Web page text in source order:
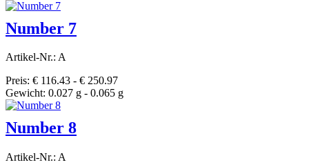
Number 7
Artikel-Nr.: A
Preis: € 116.43 - € 250.97
Gewicht: 0.027 g - 0.065 g
Number 8
Artikel-Nr.: A